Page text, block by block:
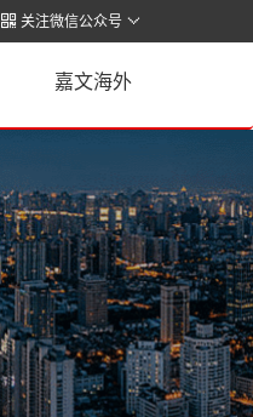
 关注微信公众号 
嘉文海外